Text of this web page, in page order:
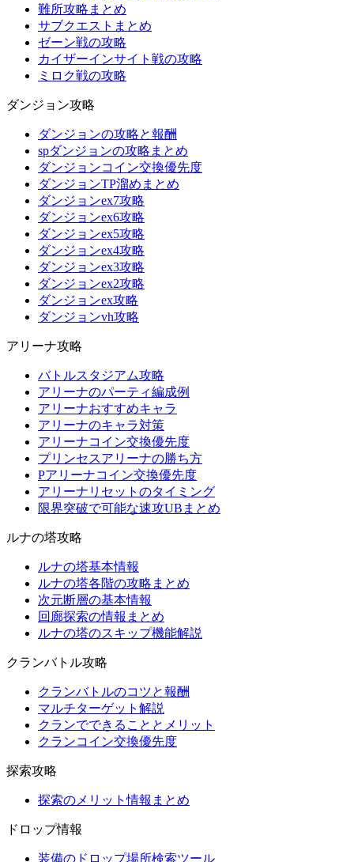
難所攻略まとめ
サブクエストまとめ
ゼーン戦の攻略
カイザーインサイト戦の攻略
ミロク戦の攻略
ダンジョン攻略
ダンジョンの攻略と報酬
spダンジョンの攻略まとめ
ダンジョンコイン交換優先度
ダンジョンTP溜めまとめ
ダンジョンex7攻略
ダンジョンex6攻略
ダンジョンex5攻略
ダンジョンex4攻略
ダンジョンex3攻略
ダンジョンex2攻略
ダンジョンex攻略
ダンジョンvh攻略
アリーナ攻略
バトルスタジアム攻略
アリーナのパーティ編成例
アリーナおすすめキャラ
アリーナのキャラ対策
アリーナコイン交換優先度
プリンセスアリーナの勝ち方
Pアリーナコイン交換優先度
アリーナリセットのタイミング
限界突破で可能な速攻UBまとめ
ルナの塔攻略
ルナの塔基本情報
ルナの塔各階の攻略まとめ
次元断層の基本情報
回廊探索の情報まとめ
ルナの塔のスキップ機能解説
クランバトル攻略
クランバトルのコツと報酬
マルチターゲット解説
クランでできることとメリット
クランコイン交換優先度
探索攻略
探索のメリット情報まとめ
ドロップ情報
装備のドロップ場所検索ツール